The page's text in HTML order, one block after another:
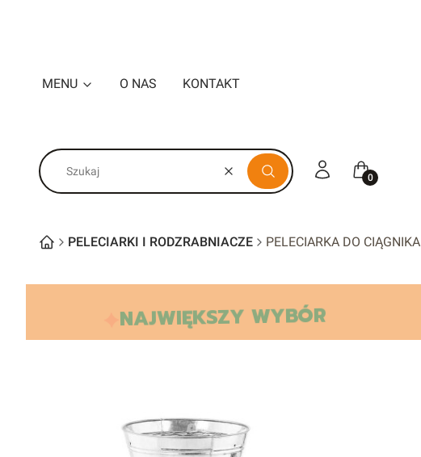
MENU O NAS KONTAKT
WyczyśćSzukaj
Zaloguj sięKoszyk
PELECIARKI I RODZRABNIACZE PELECIARKA DO CIĄGNIKA
NAJWIĘKSZY WYBÓR